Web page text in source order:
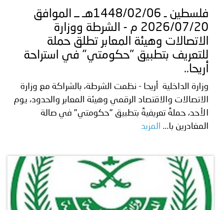
فلسطين ـ 1448/02/06هـ ــ الموافق
2026/07/20 م - الشرطة ووزارة
الاتصالات وهيئة المعابر تطلق حملة
للتعريف بتطبيق "حكومتي" في استراحة
أريحا..
وزارة الداخلية أريحا - نظمت الشرطة، بالشراكة مع وزارة
الاتصالات والاقتصاد الرقمي وهيئة المعابر والحدود، يوم
الأحد، حملةً تعريفيةً بتطبيق "حكومتي" في صالة
المغادرين با...
المزيد